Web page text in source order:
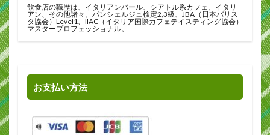
飲食店の職歴は、イタリアンバール、シアトル系カフェ、イタリ
アン、その他諸々。パンシェルジュ検定2,3級、JBA（日本バリス
タ協会）Level1、IIAC（イタリア国際カフェテイスティング協会）
マスタープロフェッショナル。
お支払い方法